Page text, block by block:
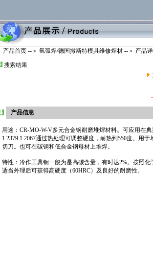
产品首页 --＞ 氩弧焊/德国撒斯特模具维修焊材 --＞ 产品
搜索结果
产品信息
用途：CR-MO-W-V多元合金钢耐磨堆焊材料。可应用在
1.2379 1.2067通过热处理可调整硬度，耐热到550度。用
切刀。也可在碳钢和低合金钢母材上堆焊。
特性：冷作工具钢一般为是高碳含量，有时达2%。按照
适当外理后可获得高硬度（60HRC）及良好的耐磨性。